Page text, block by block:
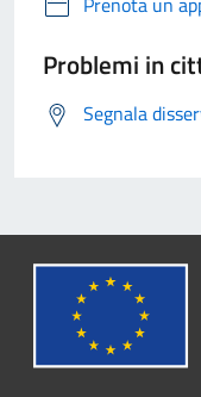
Problemi in
Segnala